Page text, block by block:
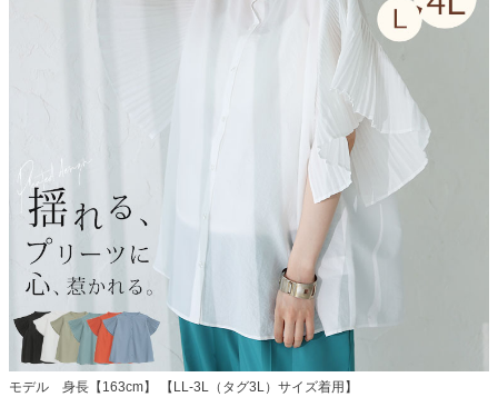
モデル 身長【163cm】 【LL-3L（タグ3L）サイズ着用】